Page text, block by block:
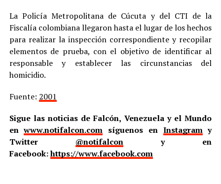
La Policía Metropolitana de Cúcuta y del CTI de la
Fiscalía colombiana llegaron hasta el lugar de los hechos
para realizar la inspección correspondiente y recopilar
elementos de prueba, con el objetivo de identificar al
responsable y establecer las circunstancias del
homicidio.
Fuente: 2001
Sigue las noticias de Falcón, Venezuela y el Mundo
enwww.notifalcon.com síguenos en Instagramy
Twitter @notifalcony en
Facebook:https://www.facebook.com